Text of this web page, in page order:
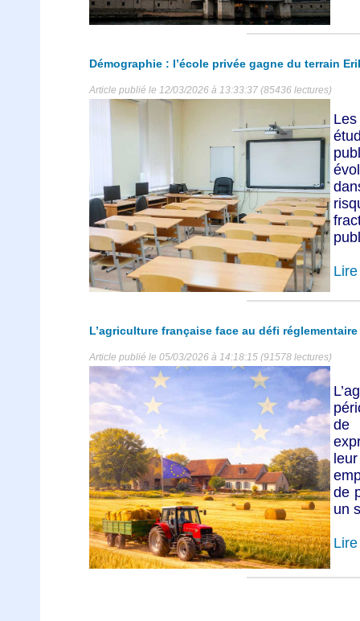
Démographie : l’école privée gagne du terrain
Article publié le 12/03/2026 à 13:33:37 (85436 lectures)
Les
L’agriculture française face au défi
Article publié le 05/03/2026 à 14:18:15 (91578 lectures)
de
de
un